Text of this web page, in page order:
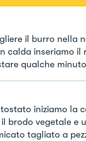
il burro nella
calda inseriamo il
qualche minuto
iniziamo la
brodo vegetale e
tagliato a